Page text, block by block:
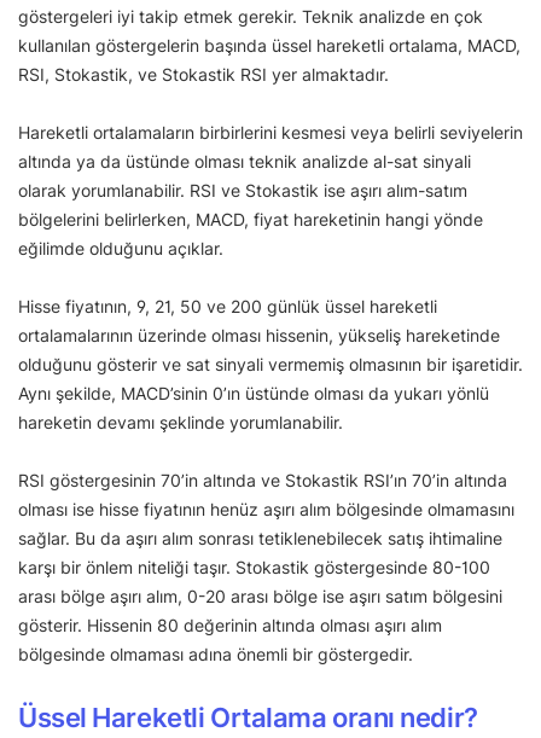
göstergeleri iyi takip etmek gerekir. Teknik analizde en çok
kullanılan göstergelerin başında üssel hareketli ortalama, MACD,
RSI, Stokastik, ve Stokastik RSI yer almaktadır.
Hareketli ortalamaların birbirlerini kesmesi veya belirli seviyelerin
altında ya da üstünde olması teknik analizde al-sat sinyali
olarak yorumlanabilir. RSI ve Stokastik ise aşırı alım-satım
bölgelerini belirlerken, MACD, fiyat hareketinin hangi yönde
eğilimde olduğunu açıklar.
Hisse fiyatının, 9, 21, 50 ve 200 günlük üssel hareketli
ortalamalarının üzerinde olması hissenin, yükseliş hareketinde
olduğunu gösterir ve sat sinyali vermemiş olmasının bir işaretidir.
Aynı şekilde, MACD’sinin 0’ın üstünde olması da yukarı yönlü
hareketin devamı şeklinde yorumlanabilir.
RSI göstergesinin 70’in altında ve Stokastik RSI’ın 70’in altında
olması ise hisse fiyatının henüz aşırı alım bölgesinde olmamasını
sağlar. Bu da aşırı alım sonrası tetiklenebilecek satış ihtimaline
karşı bir önlem niteliği taşır. Stokastik göstergesinde 80-100
arası bölge aşırı alım, 0-20 arası bölge ise aşırı satım bölgesini
gösterir. Hissenin 80 değerinin altında olması aşırı alım
bölgesinde olmaması adına önemli bir göstergedir.
Üssel Hareketli Ortalama oranı nedir?